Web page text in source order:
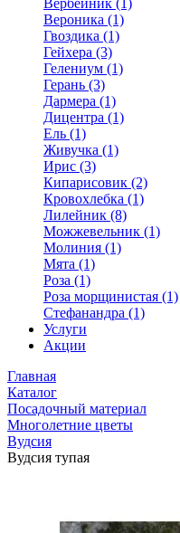
Вербейник (1)
Вероника (1)
Гвоздика (1)
Гейхера (3)
Гелениум (1)
Герань (3)
Дармера (1)
Дицентра (1)
Ель (1)
Живучка (1)
Ирис (3)
Кипарисовик (2)
Кровохлебка (1)
Лилейник (8)
Можжевельник (1)
Молиния (1)
Мята (1)
Роза (1)
Роза морщинистая (1)
Стефанандра (1)
Услуги
Акции
Главная
Каталог
Посадочный материал
Многолетние цветы
Вудсия
Вудсия тупая